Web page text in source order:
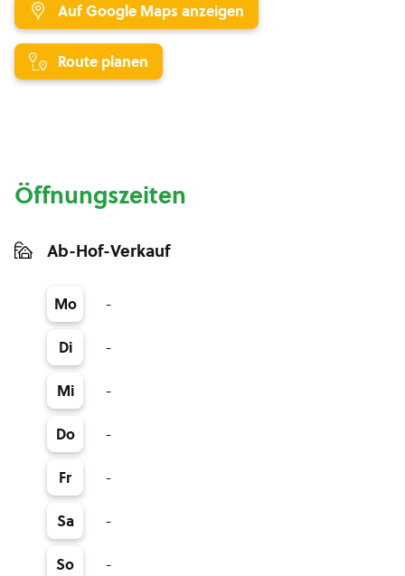
Auf Google Maps anzeigen
Route planen
Öffnungszeiten
Ab-Hof-Verkauf
Mo -
Di -
Mi -
Do -
Fr -
Sa -
So -